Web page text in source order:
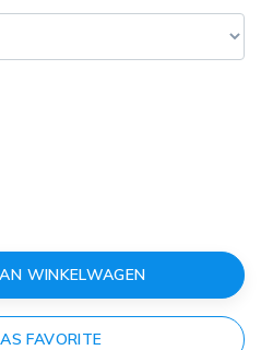
WINKELWAGEN
FAVORITE